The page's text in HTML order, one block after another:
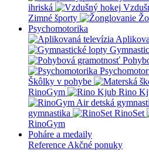
ihriská
Zimné športy
Psychomotorika
Škôlky v pohybe
RinoGym
Rino
gymnastika
RinoSet
RinoGym
Poháre a medaily
Reference Akčné ponuky